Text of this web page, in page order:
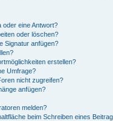
oder eine Antwort?
oder löschen?
Signatur anfügen?
erstellen?
Umfrage?
nicht zugreifen?
anfügen?
melden?
beim Schreiben eines